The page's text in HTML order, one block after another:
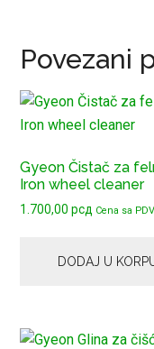
Povezani
Gyeon Čistač za
Iron wheel cleaner
1.700,00рсд Cena sa
DODAJ U